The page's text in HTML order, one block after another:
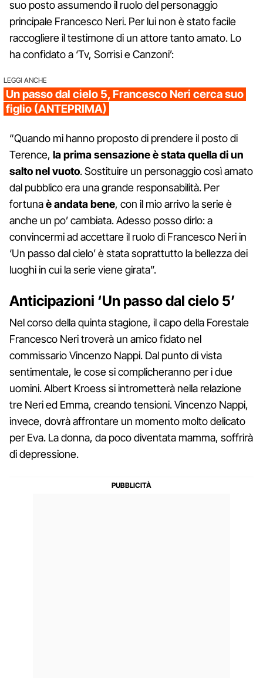
suo posto assumendo il ruolo del personaggio
principale Francesco Neri. Per lui non è stato facile
raccogliere il testimone di un attore tanto amato. Lo
ha confidato a ‘Tv, Sorrisi e Canzoni’:
LEGGI ANCHE
Un passo dal cielo 5, Francesco Neri cerca suo
figlio (ANTEPRIMA)
“Quando mi hanno proposto di prendere il posto di
Terence, la prima sensazione è stata quella di un
salto nel vuoto. Sostituire un personaggio così amato
dal pubblico era una grande responsabilità. Per
fortunaè andata bene, con il mio arrivo la serie è
anche un po’ cambiata. Adesso posso dirlo: a
convincermi ad accettare il ruolo di Francesco Neri in
‘Un passo dal cielo’ è stata soprattutto la bellezza dei
luoghi in cui la serie viene girata”.
Anticipazioni ‘Un passo dal cielo 5’
Nel corso della quinta stagione, il capo della Forestale
Francesco Neri troverà un amico fidato nel
commissario Vincenzo Nappi. Dal punto di vista
sentimentale, le cose si complicheranno per i due
uomini. Albert Kroess si intrometterà nella relazione
tre Neri ed Emma, creando tensioni. Vincenzo Nappi,
invece, dovrà affrontare un momento molto delicato
per Eva. La donna, da poco diventata mamma, soffrirà
di depressione.